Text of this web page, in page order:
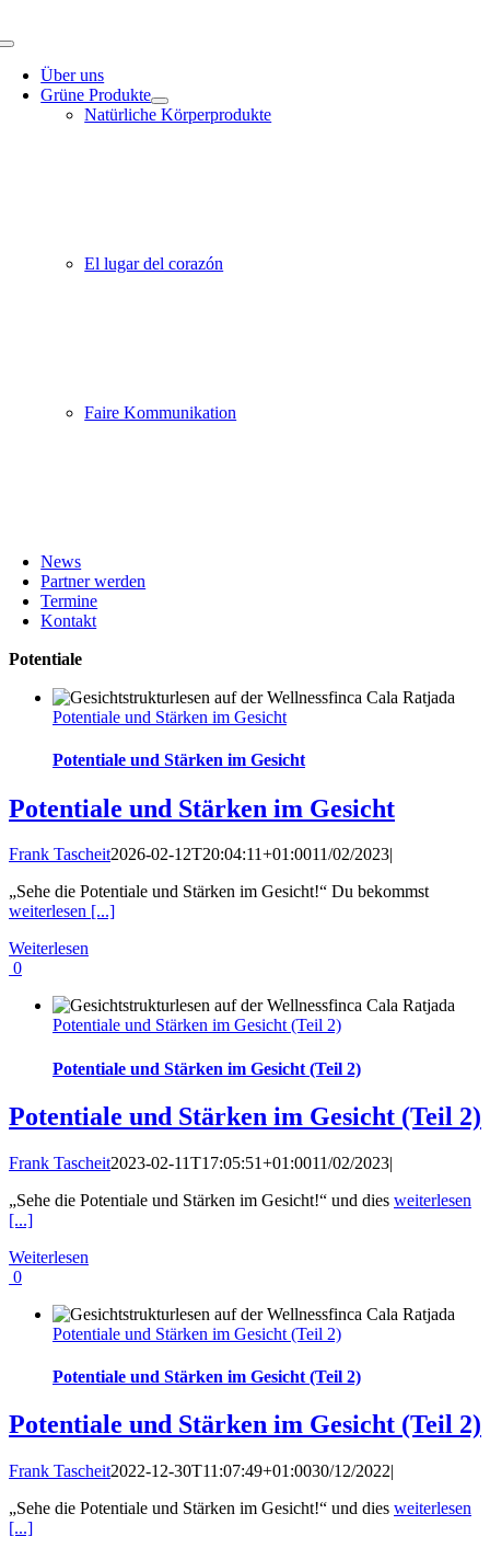
Inhalt
Toggle
NavigationÜber uns
Grüne Produkte
Natürliche Körperprodukte
El lugar del corazón
Faire Kommunikation
News
Partner werden
Termine
Kontakt
Potentiale
Potentiale und Stärken im Gesicht
Potentiale und Stärken im Gesicht
Potentiale und Stärken im Gesicht
Frank Tascheit2026-02-12T20:04:11+01:0011/02/2023|
„Sehe die Potentiale und Stärken im Gesicht!“ Du bekommst
weiterlesen [...]
Weiterlesen
0
Potentiale und Stärken im Gesicht (Teil 2)
Potentiale und Stärken im Gesicht (Teil 2)
Potentiale und Stärken im Gesicht (Teil 2)
Frank Tascheit2023-02-11T17:05:51+01:0011/02/2023|
„Sehe die Potentiale und Stärken im Gesicht!“ und dies weiterlesen
[...]
Weiterlesen
0
Potentiale und Stärken im Gesicht (Teil 2)
Potentiale und Stärken im Gesicht (Teil 2)
Potentiale und Stärken im Gesicht (Teil 2)
Frank Tascheit2022-12-30T11:07:49+01:0030/12/2022|
„Sehe die Potentiale und Stärken im Gesicht!“ und dies weiterlesen
[...]